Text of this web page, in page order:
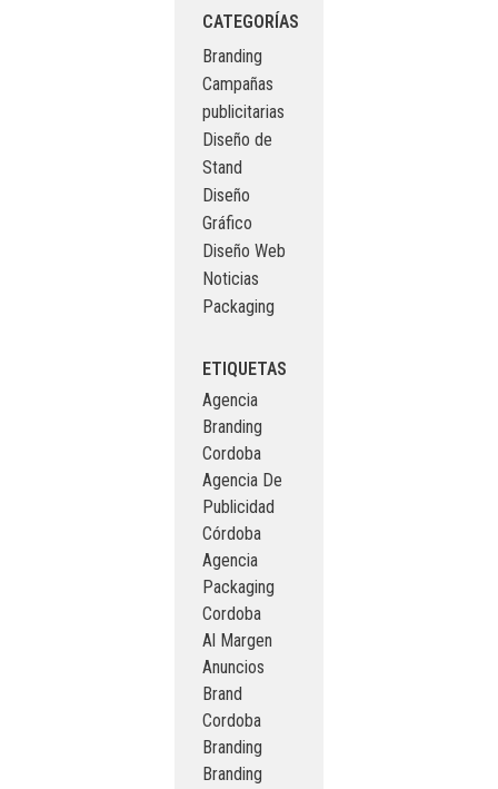
CATEGORÍAS
Branding
Campañas
publicitarias
Diseño de
Stand
Diseño
Gráfico
Diseño Web
Noticias
Packaging
ETIQUETAS
Agencia
Branding
Cordoba
Agencia De
Publicidad
Córdoba
Agencia
Packaging
Cordoba
Al Margen
Anuncios
Brand
Cordoba
Branding
Branding